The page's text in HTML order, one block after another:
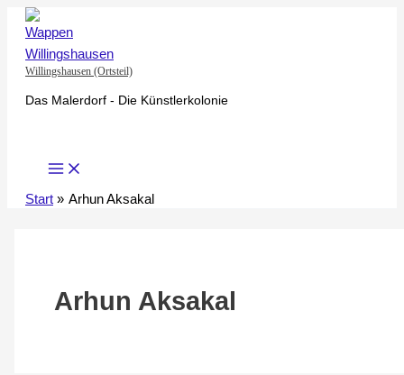
Zum
Inhalt
springen
Willingshausen (Ortsteil)
Das Malerdorf - Die Künstlerkolonie
Start Arhun Aksakal
Arhun Aksakal